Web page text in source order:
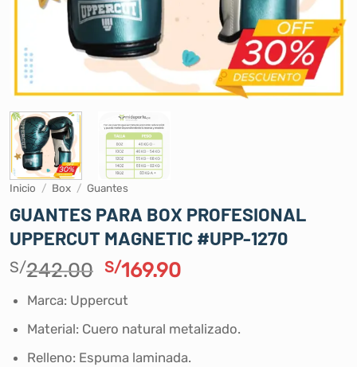
Inicio / Box / Guantes
GUANTES PARA BOX PROFESIONAL
UPPERCUT MAGNETIC #UPP-1270
S/242.00 El
original
era:
S/242.00.
S/169.90El
es:
S/169.90.
Marca: Uppercut
Material: Cuero natural metalizado.
Relleno: Espuma laminada.